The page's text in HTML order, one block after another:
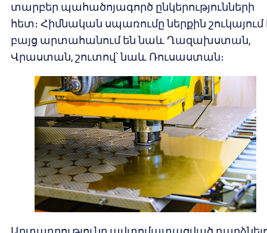
տարբեր պահածոյագործ ընկերությունների
հետ։ Հիմնական սպառումը ներքին շուկայում
բայց արտահանում են նաև Ղազախստան,
Վրաստան, շուտով՝ նաև Ռուսաստան։